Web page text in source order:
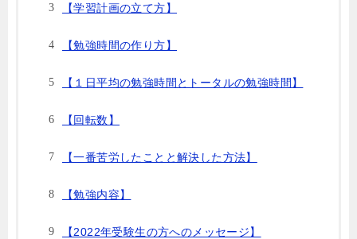
【学習計画の立て方】
【勉強時間の作り方】
【１日平均の勉強時間とトータルの勉強時間】
【回転数】
【一番苦労したことと解決した方法】
【勉強内容】
【2022年受験生の方へのメッセージ】